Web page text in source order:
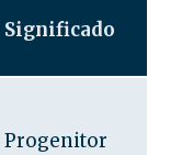
Significado
Progenitor